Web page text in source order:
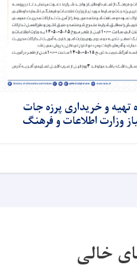
تهیه و خریداری پرزه جات
وزارت اطلاعات و فرهنگ
خالی